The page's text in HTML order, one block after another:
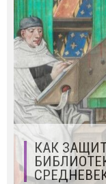
КАК